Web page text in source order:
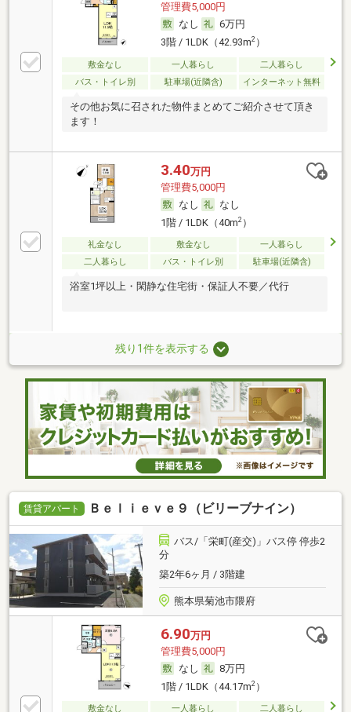
管理費5,000円
なし
6万円
3階 / 1LDK（42.93m2）
敷金なし 一人暮らし
二人暮らし
バス・トイレ別
駐車場(近隣含) インターネット無料
その他お気に召された物件まとめてご紹介させて頂き
ます！
3.40万円
管理費5,000円
なし
なし
1階 / 1LDK（40m2）
礼金なし 敷金なし
一人暮らし
二人暮らし
バス・トイレ別 駐車場(近隣含)
浴室1坪以上・閑静な住宅街・保証人不要／代行
残り1件を表示する
賃貸アパート Ｂｅｌｉｅｖｅ９（ビリーブナイン）
バス/「栄町(産交)」バス停 停歩2
分
築2年6ヶ月 / 3階建
熊本県菊池市隈府
6.90万円
管理費5,000円
なし
8万円
1階 / 1LDK（44.17m2）
敷金なし 一人暮らし 二人暮らし